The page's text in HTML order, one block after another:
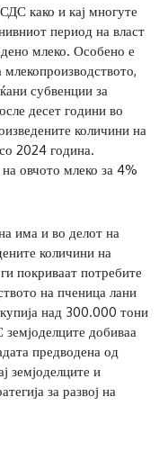
како и кај многуте
период на власт
млеко. Особено е
субвенции за
десет години во
количини на
2024 година.
овчото млеко за 4%
има и во делот на
количини на
покриваат потребите
на пченица лани
над 300.000 тони
добиваа
предводена од
и
за развој на